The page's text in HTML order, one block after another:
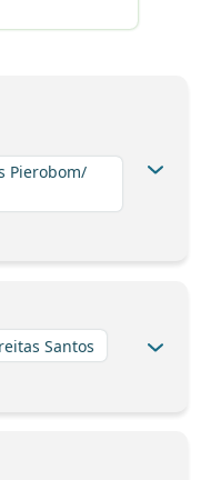
Pierobom/
Santos